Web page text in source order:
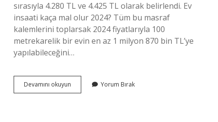
sırasıyla 4.280 TL ve 4.425 TL olarak belirlendi. Ev
insaati kaça mal olur 2024? Tüm bu masraf
kalemlerini toplarsak 2024 fiyatlarıyla 100
metrekarelik bir evin en az 1 milyon 870 bin TL’ye
yapılabileceğini…
Devamını okuyun
Sınıf
Yorum Bırak